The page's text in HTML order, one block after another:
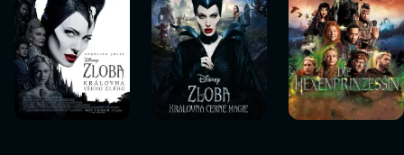
Sledovat
nyní
Sledovat
nyní
Sledovat
nyní
Sledovat
nyní
Sledovat
nyní
Sledovat
nyní